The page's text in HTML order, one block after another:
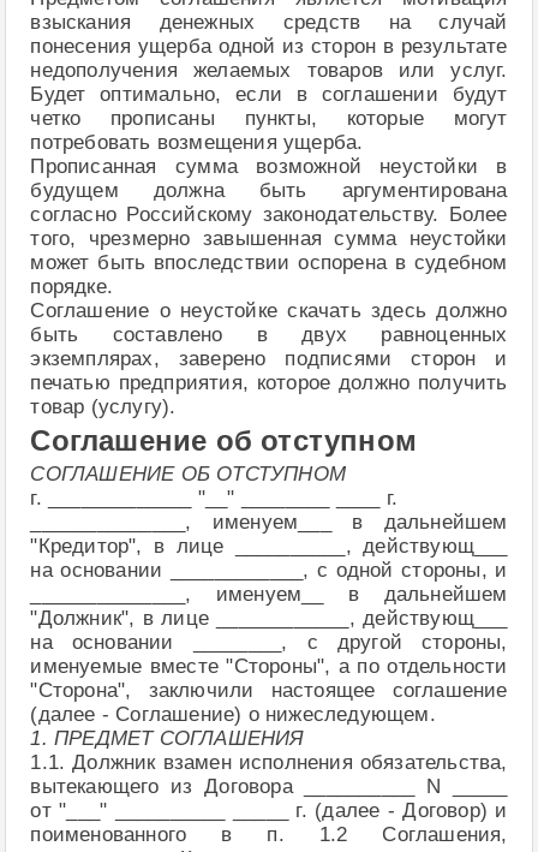
взыскания денежных средств на случай
понесения ущерба одной из сторон в результате
недополучения желаемых товаров или услуг.
Будет оптимально, если в соглашении будут
четко прописаны пункты, которые могут
потребовать возмещения ущерба.
Прописанная сумма возможной неустойки в
будущем должна быть аргументирована
согласно Российскому законодательству. Более
того, чрезмерно завышенная сумма неустойки
может быть впоследствии оспорена в судебном
порядке.
Соглашение о неустойке скачать здесь должно
быть составлено в двух равноценных
экземплярах, заверено подписями сторон и
печатью предприятия, которое должно получить
товар (услугу).
Соглашение об отступном
СОГЛАШЕНИЕ ОБ ОТСТУПНОМ
г. _____________ "__" ________ ____ г.
______________, именуем___ в дальнейшем
"Кредитор", в лице __________, действующ___
на основании ____________, с одной стороны, и
______________, именуем__ в дальнейшем
"Должник", в лице ____________, действующ___
на основании ________, с другой стороны,
именуемые вместе "Стороны", а по отдельности
"Сторона", заключили настоящее соглашение
(далее - Соглашение) о нижеследующем.
1. ПРЕДМЕТ СОГЛАШЕНИЯ
1.1. Должник взамен исполнения обязательства,
вытекающего из Договора __________ N _____
от "___" __________ _____ г. (далее - Договор) и
поименованного в п. 1.2 Соглашения,